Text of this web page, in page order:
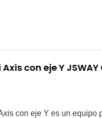
con eje Y JSWAY
con eje Y es un